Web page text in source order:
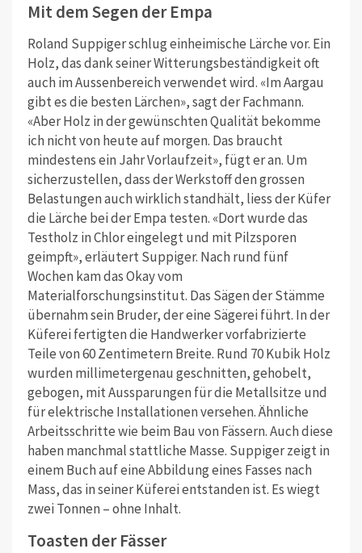
Mit dem Segen der Empa
Roland Suppiger schlug einheimische Lärche vor. Ein
Holz, das dank seiner Witterungsbeständigkeit oft
auch im Aussenbereich verwendet wird. «Im Aargau
gibt es die besten Lärchen», sagt der Fachmann.
«Aber Holz in der gewünschten Qualität bekomme
ich nicht von heute auf morgen. Das braucht
mindestens ein Jahr Vorlaufzeit», fügt er an. Um
sicherzustellen, dass der Werkstoff den grossen
Belastungen auch wirklich standhält, liess der Küfer
die Lärche bei der Empa testen. «Dort wurde das
Testholz in Chlor eingelegt und mit Pilzsporen
geimpft», erläutert Suppiger. Nach rund fünf
Wochen kam das Okay vom
Materialforschungsinstitut. Das Sägen der Stämme
übernahm sein Bruder, der eine Sägerei führt. In der
Küferei fertigten die Handwerker vorfabrizierte
Teile von 60 Zentimetern Breite. Rund 70 Kubik Holz
wurden millimetergenau geschnitten, gehobelt,
gebogen, mit Aussparungen für die Metallsitze und
für elektrische Installationen versehen. Ähnliche
Arbeitsschritte wie beim Bau von Fässern. Auch diese
haben manchmal stattliche Masse. Suppiger zeigt in
einem Buch auf eine Abbildung eines Fasses nach
Mass, das in seiner Küferei entstanden ist. Es wiegt
zwei Tonnen – ohne Inhalt.
Toasten der Fässer